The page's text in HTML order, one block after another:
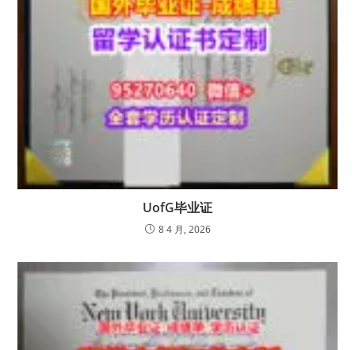
UofG毕业证
8 4 月, 2026